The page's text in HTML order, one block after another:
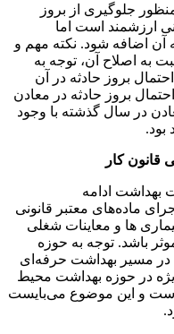
جلوگیری از بروز
ارزشمند است اما
آن اضافه شود. نکته مهم و
به اصلاح آن، توجه به
بروز حادثه در آن
بروز حادثه در معادن
در سال گذشته با وجود
بود.
قانون کار
بهداشت ادامه
ماده‌های معتبر قانونی
ها و معاینات شغلی
باشد. توجه به حوزه
در مسیر بهداشت حرفه‌ای
در حوزه بهداشت محیط
است و این موضوع می‌بایست